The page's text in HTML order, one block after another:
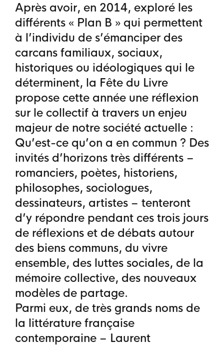
Après avoir, en 2014, exploré les
différents « Plan B » qui permettent
à l’individu de s’émanciper des
carcans familiaux, sociaux,
historiques ou idéologiques qui le
déterminent, la Fête du Livre
propose cette année une réflexion
sur le collectif à travers un enjeu
majeur de notre société actuelle :
Qu’est-ce qu’on a en commun ? Des
invités d’horizons très différents –
romanciers, poètes, historiens,
philosophes, sociologues,
dessinateurs, artistes – tenteront
d’y répondre pendant ces trois jours
de réflexions et de débats autour
des biens communs, du vivre
ensemble, des luttes sociales, de la
mémoire collective, des nouveaux
modèles de partage.
Parmi eux, de très grands noms de
la littérature française
contemporaine – Laurent